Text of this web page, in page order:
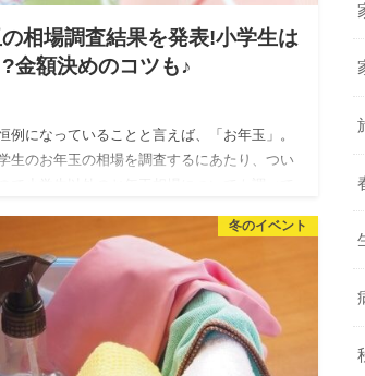
相場調査結果を発表!小学生は
金額決めのコツも♪
例になっていることと言えば、「お年玉」。
生のお年玉の相場を調査するにあたり、つい
冬のイベント